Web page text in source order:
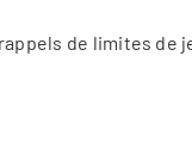
de limites de